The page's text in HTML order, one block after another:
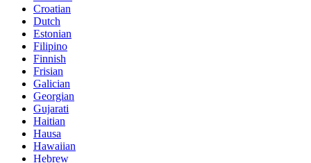
Croatian
Dutch
Estonian
Filipino
Finnish
Frisian
Galician
Georgian
Gujarati
Haitian
Hausa
Hawaiian
Hebrew